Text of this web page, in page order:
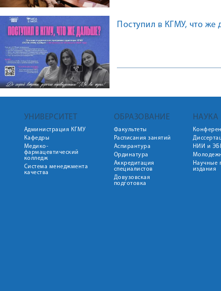
Поступил в КГМУ, что же
УНИВЕРСИТЕТ
Администрация КГМУ
Кафедры
Медико-
фармацевтический
колледж
Система менеджмента
качества
ОБРАЗОВАНИЕ
Факультеты
Расписания занятий
Аспирантура
Ординатура
Аккредитация
специалистов
Довузовская
подготовка
НАУКА
НИИ и
Научные
издания